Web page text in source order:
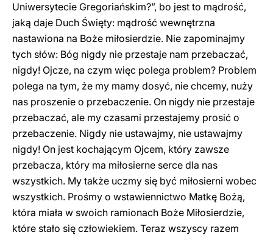
Uniwersytecie Gregoriańskim?”, bo jest to mądrość,
jaką daje Duch Święty: mądrość wewnętrzna
nastawiona na Boże miłosierdzie. Nie zapominajmy
tych słów: Bóg nigdy nie przestaje nam przebaczać,
nigdy! Ojcze, na czym więc polega problem? Problem
polega na tym, że my mamy dosyć, nie chcemy, nuży
nas proszenie o przebaczenie. On nigdy nie przestaje
przebaczać, ale my czasami przestajemy prosić o
przebaczenie. Nigdy nie ustawajmy, nie ustawajmy
nigdy! On jest kochającym Ojcem, który zawsze
przebacza, który ma miłosierne serce dla nas
wszystkich. My także uczmy się być miłosierni wobec
wszystkich. Prośmy o wstawiennictwo Matkę Bożą,
która miała w swoich ramionach Boże Miłosierdzie,
które stało się człowiekiem. Teraz wszyscy razem